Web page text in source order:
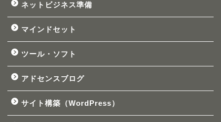
ネットビジネス準備
マインドセット
ツール・ソフト
アドセンスブログ
サイト構築（WordPress）